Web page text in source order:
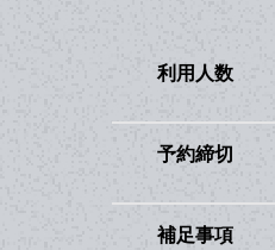
利用人数
予約締切
補足事項